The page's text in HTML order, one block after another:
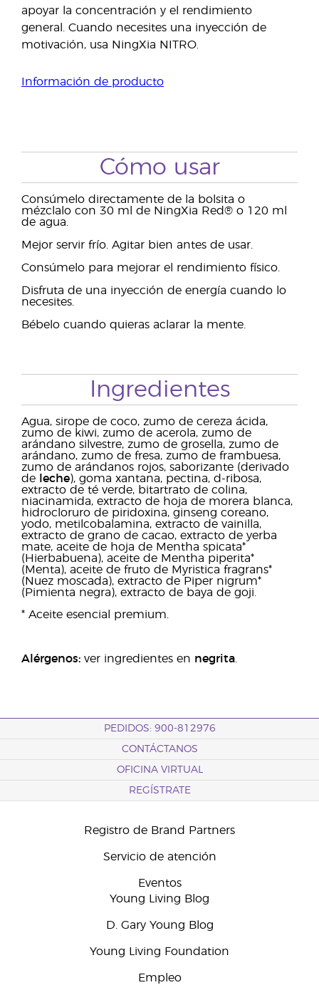
apoyar la concentración y el rendimiento
general. Cuando necesites una inyección de
motivación, usa NingXia NITRO.
Información de producto
Cómo usar
Consúmelo directamente de la bolsita o
mézclalo con 30 ml de NingXia Red® o 120 ml
de agua.
Mejor servir frío. Agitar bien antes de usar.
Consúmelo para mejorar el rendimiento físico.
Disfruta de una inyección de energía cuando lo
necesites.
Bébelo cuando quieras aclarar la mente.
Ingredientes
Agua, sirope de coco, zumo de cereza ácida,
zumo de kiwi, zumo de acerola, zumo de
arándano silvestre, zumo de grosella, zumo de
arándano, zumo de fresa, zumo de frambuesa,
zumo de arándanos rojos, saborizante (derivado
de
leche), goma xantana, pectina, d-ribosa,
extracto de té verde, bitartrato de colina,
niacinamida, extracto de hoja de morera blanca,
hidrocloruro de piridoxina, ginseng coreano,
yodo, metilcobalamina, extracto de vainilla,
extracto de grano de cacao, extracto de yerba
mate, aceite de hoja de Mentha spicata*
(Hierbabuena), aceite de Mentha piperita*
(Menta), aceite de fruto de Myristica fragrans*
(Nuez moscada), extracto de Piper nigrum*
(Pimienta negra), extracto de baya de goji.
* Aceite esencial premium.
Alérgenos: ver ingredientes en negrita
PEDIDOS: 900-812976
CONTÁCTANOS
OFICINA VIRTUAL
REGÍSTRATE
Registro de Brand Partners
Servicio de atención
Eventos
Young Living Blog
D. Gary Young Blog
Young Living Foundation
Empleo